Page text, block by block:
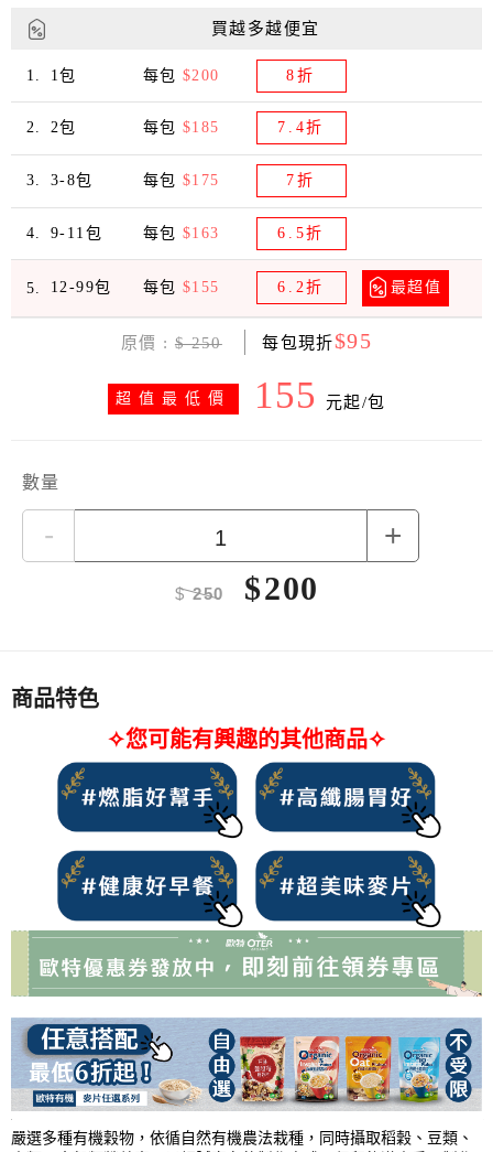
買越多越便宜
1包 每包 $200 8折
2包 每包 $185 7.4折
3-8包 每包 $175 7折
9-11包 每包 $163 6.5折
12-99包 每包 $155 6.2折 最超值
原價 : $ 250 每包現折$95
超值最低價 155 元起/包
數量
- +
$250 $200
商品特色
✧您可能有興趣的其他商品✧
嚴選多種有機穀物，依循自然有機農法栽種，同時攝取稻穀、豆類、